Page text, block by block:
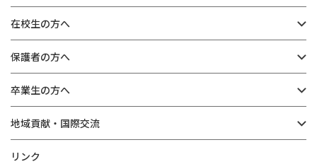
在校生の方へ
保護者の方へ
卒業生の方へ
地域貢献・国際交流
リンク